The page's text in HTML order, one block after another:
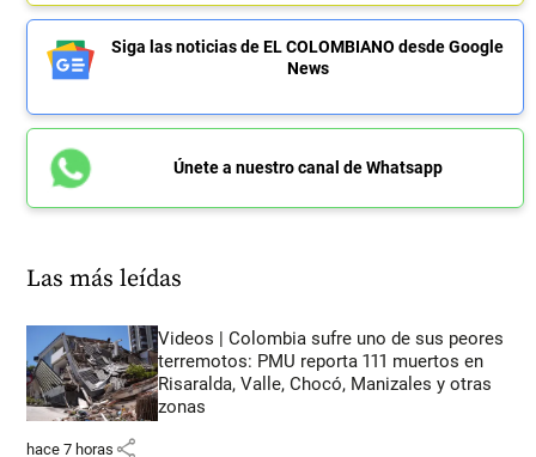
Siga las noticias de EL COLOMBIANO desde Google
News
Únete a nuestro canal de Whatsapp
Las más leídas
Videos | Colombia sufre uno de sus peores
terremotos: PMU reporta 111 muertos en
Risaralda, Valle, Chocó, Manizales y otras
zonas
hace 7 horas share